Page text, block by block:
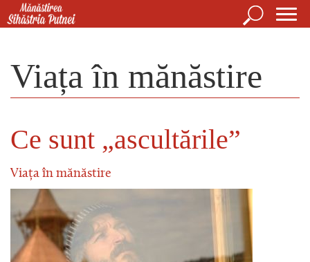
Mergi la conţinutul principal
Căutare
Viața în mănăstire
Ce sunt „ascultările”
Viața în mănăstire